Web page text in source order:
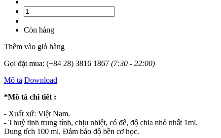
Còn hàng
Thêm vào giỏ hàng
Gọi đặt mua: (+84 28) 3816 1867 (7:30 - 22:00)
Mô tả Download
*Mô tả chi tiết :
- Xuất xứ: Việt Nam.
- Thuỷ tinh trung tính, chịu nhiệt, có để, độ chia nhỏ nhất 1ml.
Dung tích 100 ml. Đảm bảo độ bền cơ học.